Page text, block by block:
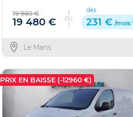
19 980 €
19 480 € OU
dès
231 € /mois
Le Mans
PRIX EN BAISSE (-12960 €)